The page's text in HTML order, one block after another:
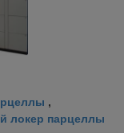
,
локер парцеллы